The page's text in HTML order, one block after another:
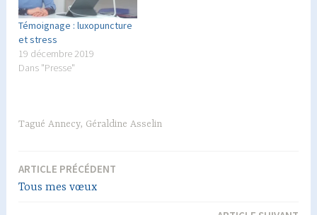
Témoignage : luxopuncture
et stress
19 décembre 2019
Dans "Presse"
TaguéAnnecy, Géraldine Asselin
Navigation
ARTICLE PRÉCÉDENT
Tous mes vœux